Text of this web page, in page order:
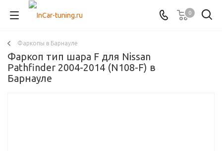
0
Фаркопы в Барнауле
Фаркоп тип шара F для Nissan
Pathfinder 2004-2014 (N108-F) в
Барнауле